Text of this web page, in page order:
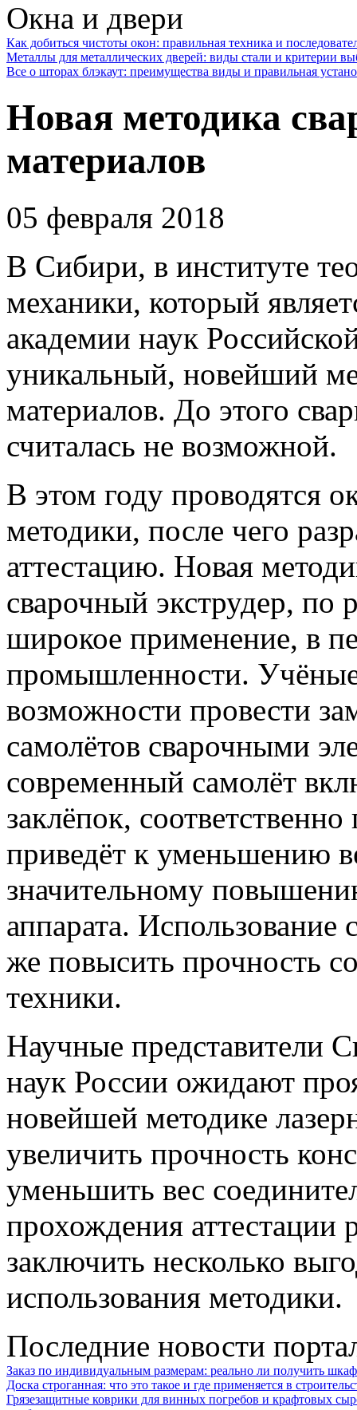
Окна и двери
Как добиться чистоты окон: правильная техника и
Металлы для металлических дверей: виды стали и критерии
Все о шторах блэкаут: преимущества виды и правильная
Новая методика
материалов
05 февраля 2018
В Сибири, в институте
механики, который
академии наук
уникальный, новейший
материалов. До этого
считалась не возможной.
В этом году проводятся
методики, после чего
аттестацию. Новая
сварочный экструдер, по
широкое применение, в
промышленности. Учёные
возможности провести
самолётов сварочными
современный самолёт
заклёпок,
приведёт к уменьшению
значительному
аппарата. Использование
же повысить прочность
техники.
Научные представители
наук России ожидают
новейшей методике
увеличить прочность
уменьшить вес
прохождения аттестации
заключить несколько
использования методики.
Последние новости
Заказ по индивидуальным размерам: реально ли получить
Доска строганная: что это такое и где применяется в
Грязезащитные коврики для винных погребов и крафтовых